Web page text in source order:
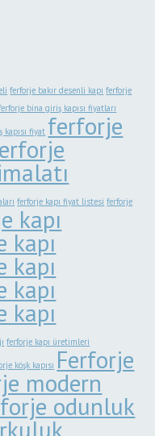
ferforje bakır desenli kapı ferforje
bina giriş kapısı fiyatları
fiyat ferforje
ferforje kapı fiyat listesi ferforje
kapı
kapı
kapı
kapı
kapı
ferforje kapı üretimleri
köşk kapısı Ferforje
modern
odunluk